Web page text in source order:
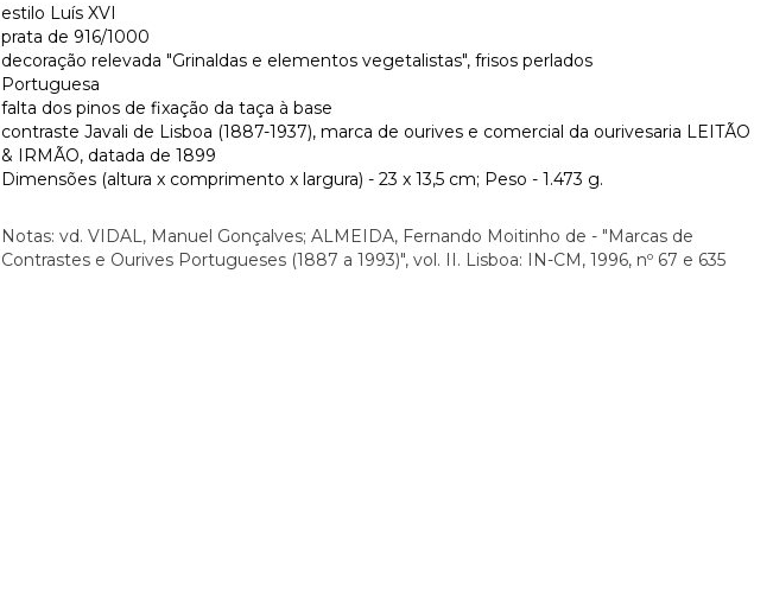
estilo Luís XVI
prata de 916/1000
decoração relevada "Grinaldas e elementos vegetalistas", frisos perlados
Portuguesa
falta dos pinos de fixação da taça à base
contraste Javali de Lisboa (1887-1937), marca de ourives e comercial da ourivesaria LEITÃO
& IRMÃO, datada de 1899
Dimensões (altura x comprimento x largura) - 23 x 13,5 cm; Peso - 1.473 g.
Notas: vd. VIDAL, Manuel Gonçalves; ALMEIDA, Fernando Moitinho de - "Marcas de
Contrastes e Ourives Portugueses (1887 a 1993)", vol. II. Lisboa: IN-CM, 1996, nº 67 e 635